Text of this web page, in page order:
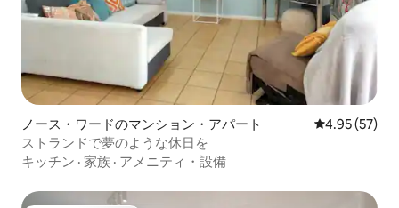
ノース・ワードのマンション・アパート レビュー57
4.95 (57)
ストランドで夢のような休日を
キッチン · 家族 · アメニティ・設備